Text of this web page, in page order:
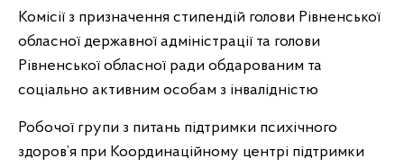
Комісії з призначення стипендій голови Рівненської
обласної державної адміністрації та голови
Рівненської обласної ради обдарованим та
соціально активним особам з інвалідністю
Робочої групи з питань підтримки психічного
здоров’я при Координаційному центрі підтримки